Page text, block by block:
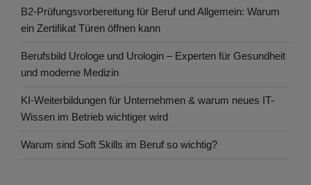
B2-Prüfungsvorbereitung für Beruf und Allgemein: Warum
ein Zertifikat Türen öffnen kann
Berufsbild Urologe und Urologin – Experten für Gesundheit
und moderne Medizin
KI-Weiterbildungen für Unternehmen & warum neues IT-
Wissen im Betrieb wichtiger wird
Warum sind Soft Skills im Beruf so wichtig?